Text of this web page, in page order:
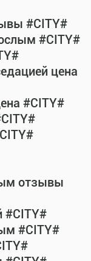
#CITY#
#CITY#
цена
#CITY#
отзывы
#CITY#
#CITY#